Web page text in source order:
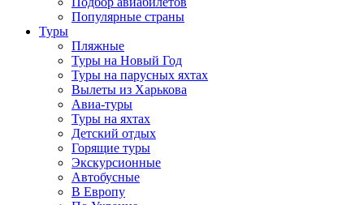
Популярные страны
Туры
Пляжные
Туры на Новый Год
Туры на парусных яхтах
Вылеты из Харькова
Авиа-туры
Туры на яхтах
Детский отдых
Горящие туры
Экскурсионные
Автобусные
В Европу